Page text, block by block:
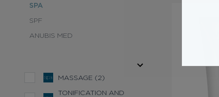
SPA
SPF
ANUBIS MED
MASSAGE (2)
TONIFICATION AND